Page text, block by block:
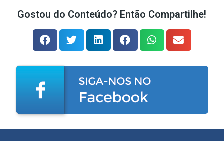
Gostou do Conteúdo? Então Compartilhe!